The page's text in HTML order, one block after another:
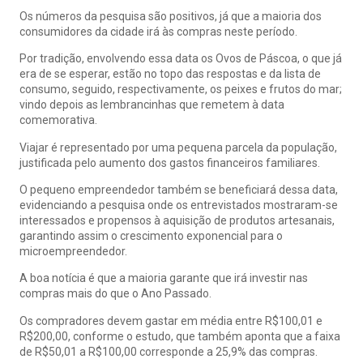
Os números da pesquisa são positivos, já que a maioria dos
consumidores da cidade irá às compras neste período.
Por tradição, envolvendo essa data os Ovos de Páscoa, o que já
era de se esperar, estão no topo das respostas e da lista de
consumo, seguido, respectivamente, os peixes e frutos do mar;
vindo depois as lembrancinhas que remetem à data
comemorativa.
Viajar é representado por uma pequena parcela da população,
justificada pelo aumento dos gastos financeiros familiares.
O pequeno empreendedor também se beneficiará dessa data,
evidenciando a pesquisa onde os entrevistados mostraram-se
interessados e propensos à aquisição de produtos artesanais,
garantindo assim o crescimento exponencial para o
microempreendedor.
A boa notícia é que a maioria garante que irá investir nas
compras mais do que o Ano Passado.
Os compradores devem gastar em média entre R$100,01 e
R$200,00, conforme o estudo, que também aponta que a faixa
de R$50,01 a R$100,00 corresponde a 25,9% das compras.